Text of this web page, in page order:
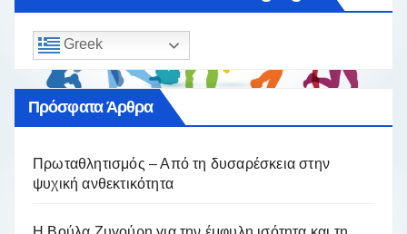
Greek
Πρόσφατα Άρθρα
Πρωταθλητισμός – Από τη δυσαρέσκεια στην
ψυχική ανθεκτικότητα